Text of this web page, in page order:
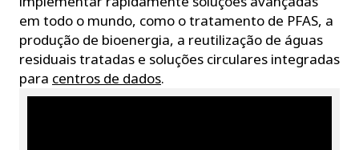
em todo o mundo, como o tratamento de PFAS, a
produção de bioenergia, a reutilização de águas
residuais tratadas e soluções circulares integradas
para centros de dados.